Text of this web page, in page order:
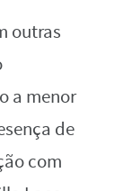
outras
a menor
de
com